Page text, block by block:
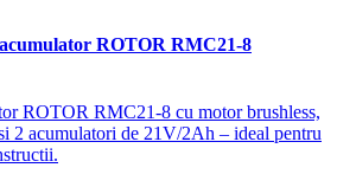
ROTOR RMC21-8
ROTOR RMC21-8 cu motor brushless,
2 acumulatori de 21V/2Ah – ideal pentru